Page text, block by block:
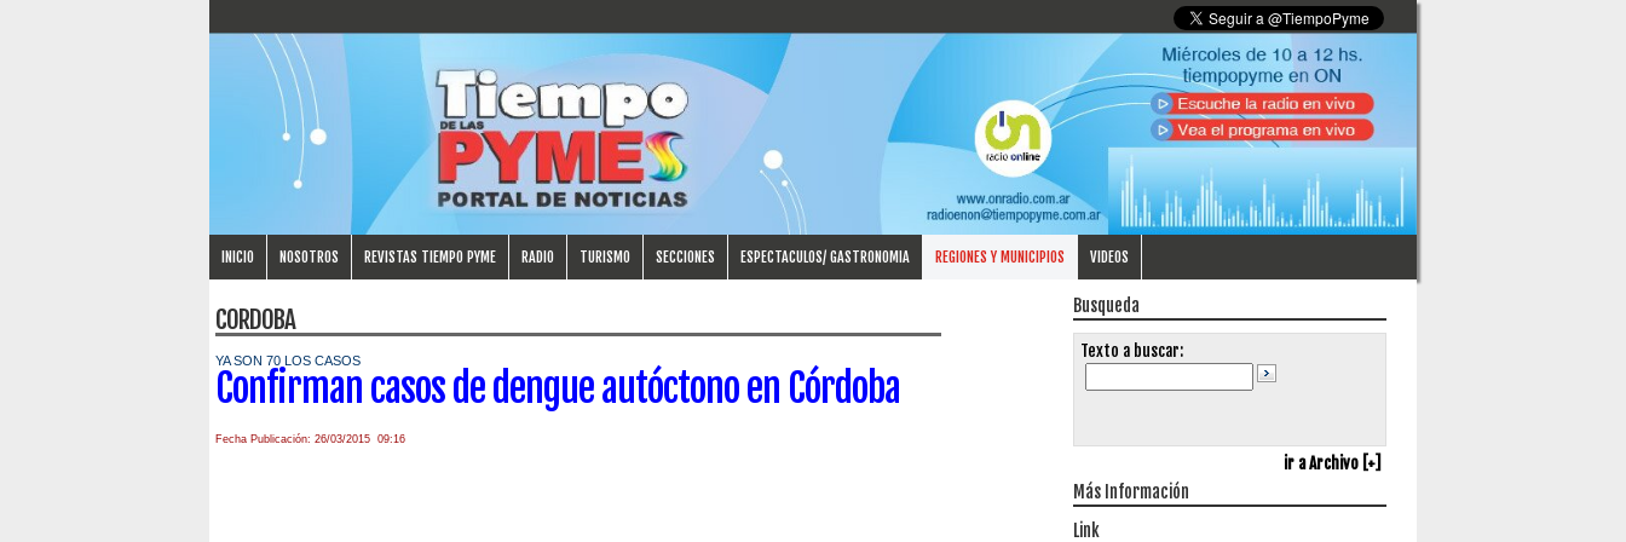
INICIO NOSOTROS REVISTAS TIEMPO PYME RADIO TURISMO SECCIONES ESPECTACULOS/ GASTRONOMIA REGIONES Y MUNICIPIOS VIDEOS
CORDOBA
YA SON 70 LOS CASOS
Confirman casos de dengue autóctono en Córdoba
Fecha Publicación: 26/03/2015 09:16
Busqueda
Texto a buscar:
ir a Archivo [+]
Más Información
Link